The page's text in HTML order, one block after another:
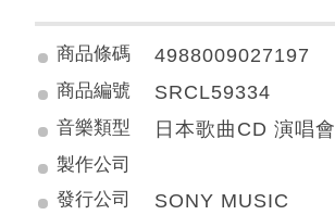
商品條碼 4988009027197
商品編號 SRCL59334
音樂類型 日本歌曲CD 演唱會
製作公司
發行公司
SONY MUSIC